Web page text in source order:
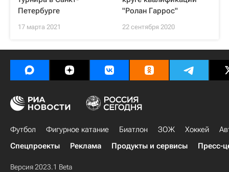
Петербурге
17 марта 2021
"Ролан Гаррос"
22 сентября 2020
Футбол Фигурное катание Биатлон ЗОЖ Хоккей
Спецпроекты
Реклама Продукты и сервисы Пресс-
Версия 2023.1 Beta